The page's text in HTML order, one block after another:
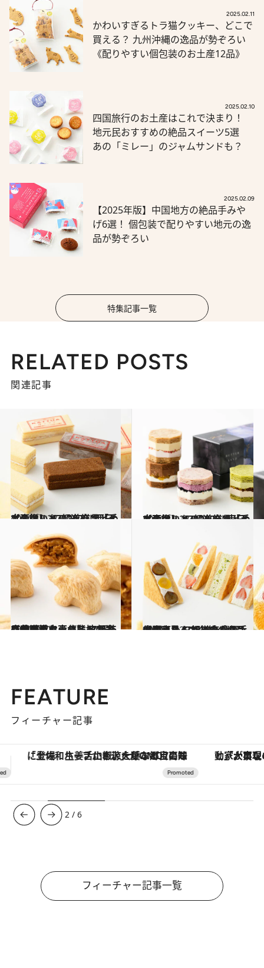
2025.02.11
かわいすぎるトラ猫クッキー、どこで
買える？ 九州沖縄の逸品が勢ぞろい
《配りやすい個包装のお土産12品》
2025.02.10
四国旅行のお土産はこれで決まり！
地元民おすすめの絶品スイーツ5選
あの「ミレー」のジャムサンドも？
2025.02.09
【2025年版】中国地方の絶品手みや
げ6選！ 個包装で配りやすい地元の逸
品が勢ぞろい
特集記事一覧
RELATED POSTS
関連記事
2024.12.27
【画像】 47都道府県「手土産グルメ」2025 “西日本の旨いもの”を総まとめ
グルメ 2024.12.27
【画像】 47都道府県「手土産グルメ」2025 “東日本の旨いもの”を総まとめ
グルメ
2024.12.28
【北海道＆東北】47都道府県の手土産リスト2025｜芳醇バターの熊モナカに一目惚れ！《各地の逸品21選》
グルメ 2024.12.29
【関東】47都道府県の手土産リスト2025｜全国1位のふわふわバウムサンド、必見！《各地の逸品21選》
グルメ
FEATURE
フィーチャー記事
「大事なのは地域の意識を変えること」。ロレックス賞受賞の自然保護活動家が実現させたナイジェリアの自然環境の復活 ヴァシュロン・コンスタンタ
3 /6
フィーチャー記事一覧